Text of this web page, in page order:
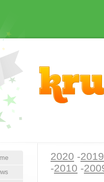
2020 -2019
-2010 -